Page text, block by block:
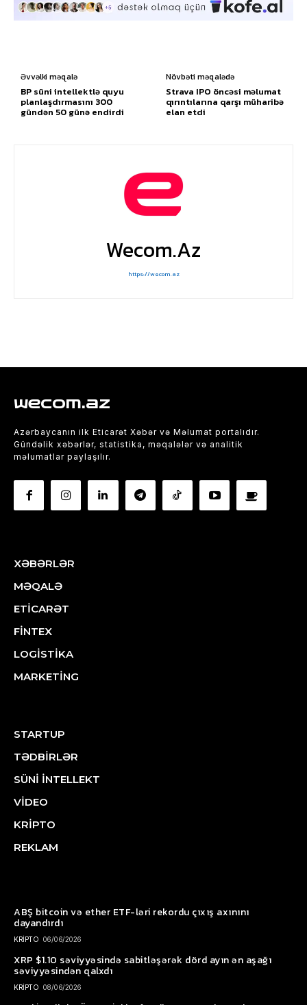
Əvvəlki məqalə
BP süni intellektlə quyu
planlaşdırmasını 300
gündən 50 günə endirdi
Növbəti məqalədə
Strava IPO öncəsi məlumat
qırıntılarına qarşı müharibə
elan etdi
Wecom.az
https://wecom.az
wecom.az
Azərbaycanın ilk Eticarət Xəbər və Məlumat portalıdır.
Gündəlik xəbərlər, statistika, məqalələr və analitik
məlumatlar paylaşılır.
XƏBƏRLƏR
MƏQALƏ
ETİCARƏT
FİNTEX
LOGİSTİKA
MARKETİNG
STARTUP
TƏDBİRLƏR
SÜNİ İNTELLEKT
VİDEO
KRİPTO
REKLAM
ABŞ bitcoin və ether ETF-ləri rekordu çıxış axınını
dayandırdı
KRİPTO 06/06/2026
XRP $1.10 səviyyəsində sabitləşərək dörd ayın ən aşağı
səviyyəsindən qalxdı
KRİPTO 08/06/2026